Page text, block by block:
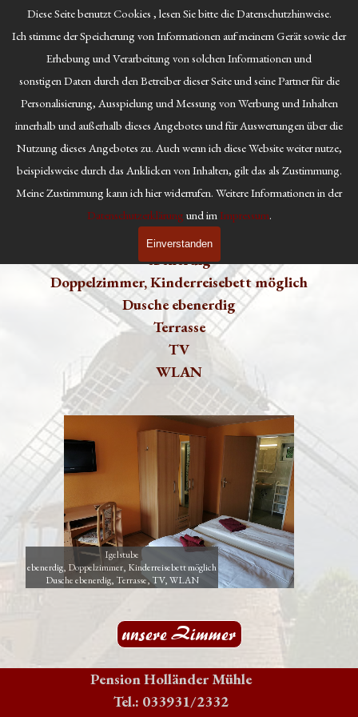
Diese Seite benutzt Cookies , lesen Sie bitte die Datenschutzhinweise.
Ich stimme der Speicherung von Informationen auf meinem Gerät sowie der
Erhebung und Verarbeitung von solchen Informationen und
sonstigen Daten durch den Betreiber dieser Seite und seine Partner für die
Personalisierung, Ausspielung und Messung von Werbung und Inhalten
innerhalb und außerhalb dieses Angebotes und für Auswertungen über die
Nutzung dieses Angebotes zu. Auch wenn ich diese Website weiter nutze,
beispielsweise durch das Anklicken von Inhalten, gilt das als Zustimmung.
Meine Zustimmung kann ich hier widerrufen. Weitere Informationen in der
Datenschutzerklärung und imImpressum.
Einverstanden
Menü überspringen
Pension Holländer Mühle
Igelstube
Igelstube
ebenerdig
Doppelzimmer,Kinderreisebett möglich
Dusche ebenerdig
Terrasse
TV
WLAN
Igelstube
ebenerdig, Doppelzimmer, Kinderreisebett möglich
Dusche ebenerdig, Terrasse, TV, WLAN
unsere Zimmer
Pension Holländer Mühle
Tel.: 033931/2332